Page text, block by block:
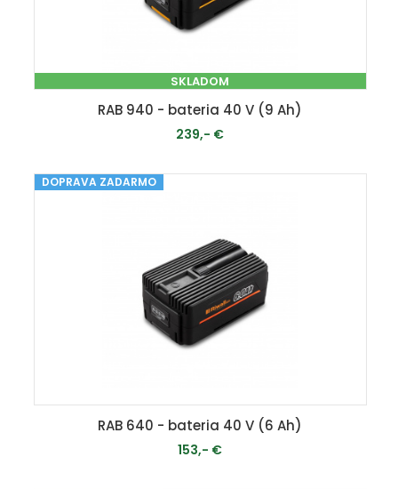
SKLADOM
RAB 940 - bateria 40 V (9 Ah)
239,- €
PRIDAŤ DO KOŠÍKA
DOPRAVA ZADARMO
RAB 640 - bateria 40 V (6 Ah)
153,- €